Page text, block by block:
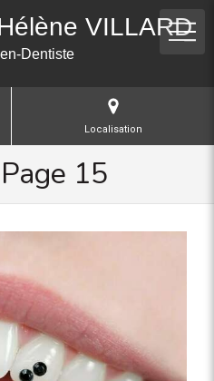
VILLARD
Dentiste
Localisation
15